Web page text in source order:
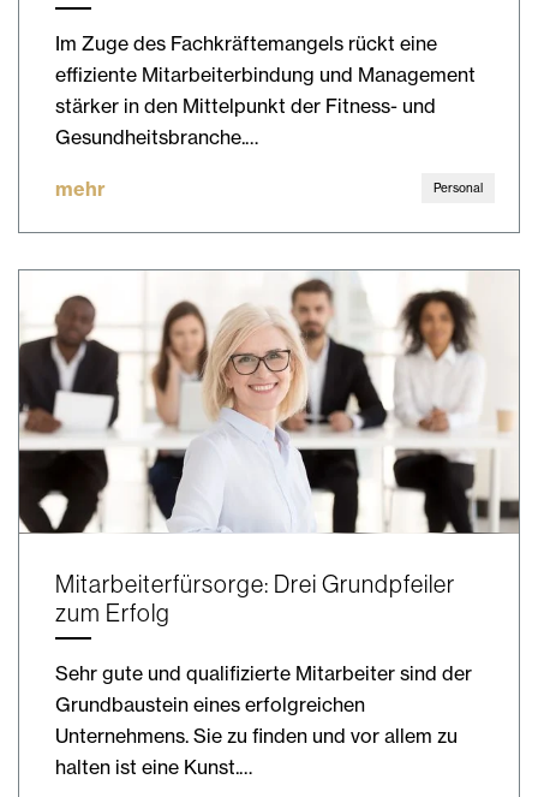
Im Zuge des Fachkräftemangels rückt eine
effiziente Mitarbeiterbindung und Management
stärker in den Mittelpunkt der Fitness- und
Gesundheitsbranche.…
mehr Personal
Mitarbeiterfürsorge: Drei Grundpfeiler
zum Erfolg
Sehr gute und qualifizierte Mitarbeiter sind der
Grundbaustein eines erfolgreichen
Unternehmens. Sie zu finden und vor allem zu
halten ist eine Kunst.…